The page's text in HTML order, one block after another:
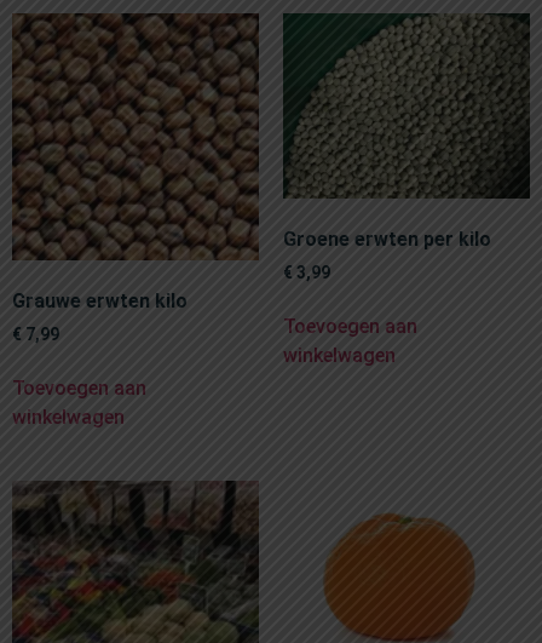
Grauwe erwten kilo
€ 7,99
Toevoegen aan
winkelwagen
Groene erwten per kilo
€ 3,99
Toevoegen aan
winkelwagen